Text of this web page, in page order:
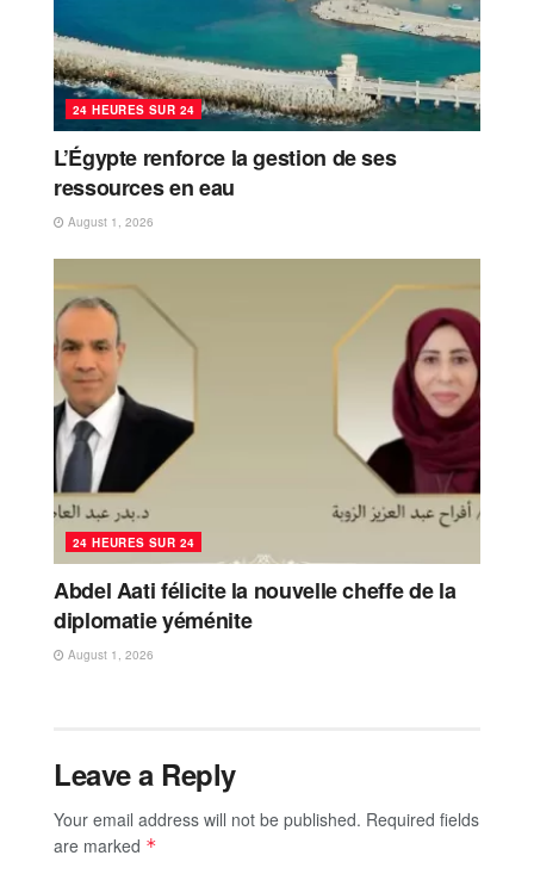
24 HEURES SUR 24
L’Égypte renforce la gestion de ses
ressources en eau
August 1, 2026
24 HEURES SUR 24
Abdel Aati félicite la nouvelle cheffe de la
diplomatie yéménite
August 1, 2026
Leave a Reply
Your email address will not be published. Required fields
are marked *